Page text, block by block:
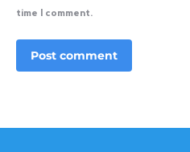
time I comment.
Post comment